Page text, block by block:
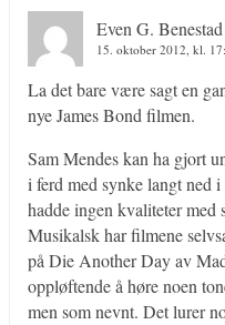
Even G. Benestad
15. oktober 2012, kl.
La det bare være sagt en
nye James Bond filmen.
Sam Mendes kan ha gjort
i ferd med synke langt ned
hadde ingen kvaliteter med
Musikalsk har filmene
på Die Another Day av
oppløftende å høre noen
men som nevnt. Det lurer